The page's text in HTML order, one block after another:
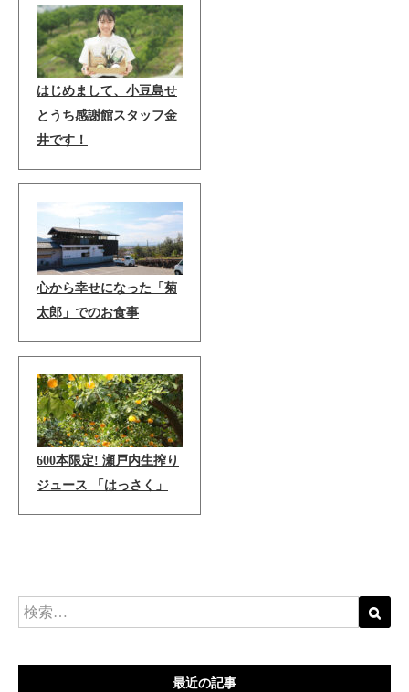
はじめまして、小豆島せ
とうち感謝館スタッフ金
井です！
心から幸せになった「菊
太郎」でのお食事
600本限定! 瀬戸内生搾り
ジュース 「はっさく」
最近の記事